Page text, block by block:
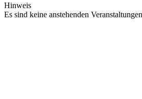
Hinweis
Es sind keine anstehenden